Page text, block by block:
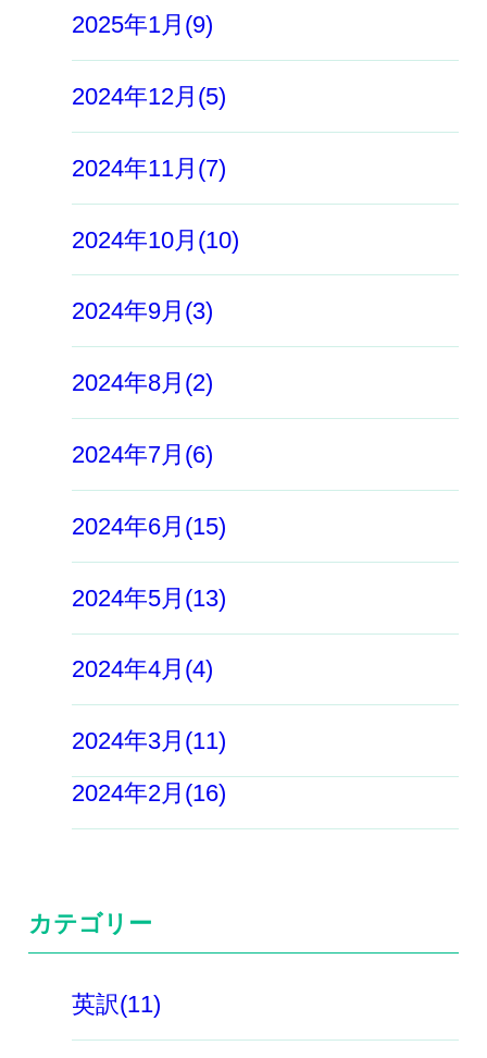
2025年1月(9)
2024年12月(5)
2024年11月(7)
2024年10月(10)
2024年9月(3)
2024年8月(2)
2024年7月(6)
2024年6月(15)
2024年5月(13)
2024年4月(4)
2024年3月(11)
2024年2月(16)
カテゴリー
英訳(11)